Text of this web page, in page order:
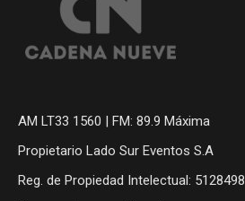
AM LT33 1560 | FM: 89.9 Máxima
Propietario Lado Sur Eventos S.A
Reg. de Propiedad Intelectual: 5128498